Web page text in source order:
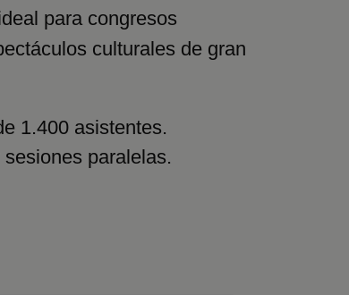
para congresos
culturales de gran
1.400 asistentes.
paralelas.